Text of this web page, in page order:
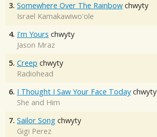
3. Somewhere Over The Rainbow chwyty
Israel Kamakawiwo'ole
4. I'm Yours chwyty
Jason Mraz
5. Creep chwyty
Radiohead
6. I Thought I Saw Your Face Today chwyty
She and Him
7. Sailor Song chwyty
Gigi Perez